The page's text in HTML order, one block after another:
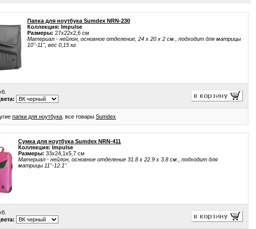
Папка для ноутбука Sumdex NRN-230
Коллекция: Impulse
Размеры: 27x22x2,6 см
Материал - нейлон, основное отделение, 24 х 20 x 2 см., подходит для матрицы
10"-11", вес 0,15 кг.
папки для ноутбука , все товары Sumdex
Сумка для ноутбука Sumdex NRN-411
Коллекция: Impulse
Размеры: 33x24,1x5,7 см
Материал - нейлон, основное отделение 31.8 x 22.9 x 3.8 см., подходит для
матрицы 11"-12.1"